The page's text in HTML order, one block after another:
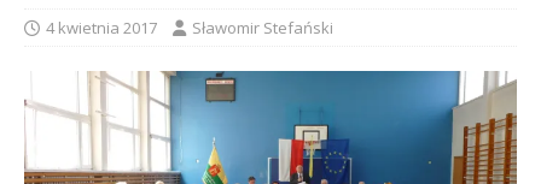
4 kwietnia 2017 Sławomir Stefański